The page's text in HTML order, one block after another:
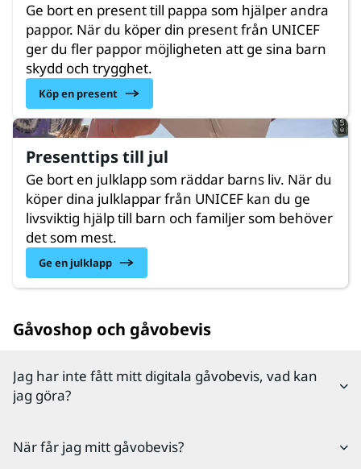
Ge bort en present till pappa som hjälper andra
pappor. När du köper din present från UNICEF
ger du fler pappor möjligheten att ge sina barn
skydd och trygghet.
Köp en present
Presenttips till jul
Ge bort en julklapp som räddar barns liv. När du
köper dina julklappar från UNICEF kan du ge
livsviktig hjälp till barn och familjer som behöver
det som mest.
Ge en julklapp
Gåvoshop och gåvobevis
Jag har inte fått mitt digitala gåvobevis, vad kan
jag göra?
Dubbelkolla gärna din skräppost om det digitala
gåvobevis inte kommit fram, det händer tyvärr
När får jag mitt gåvobevis?